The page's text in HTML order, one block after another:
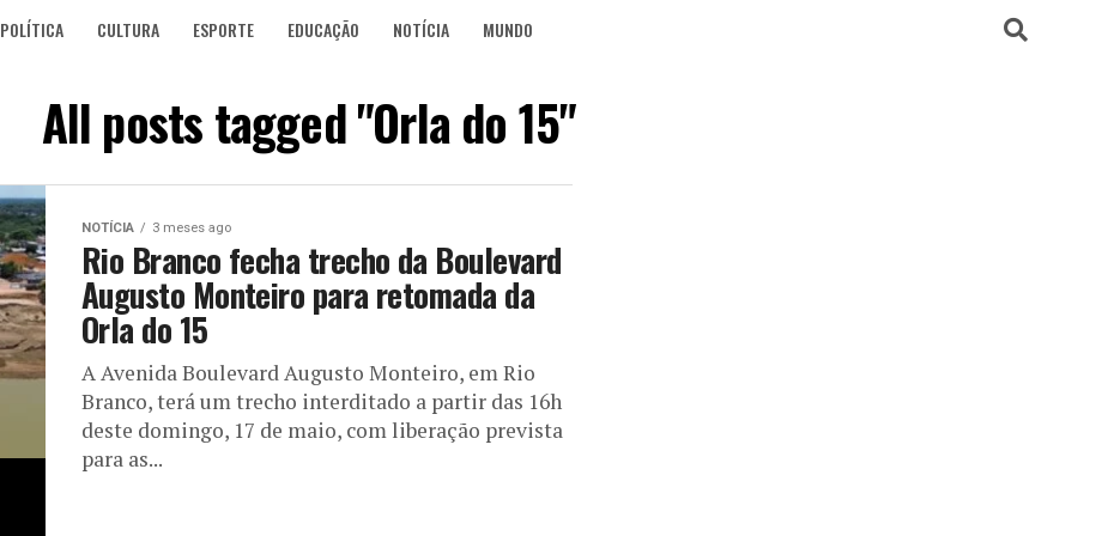
POLÍTICA CULTURA ESPORTE EDUCAÇÃO NOTÍCIA MUNDO
All posts tagged "Orla do 15"
NOTÍCIA 3 meses ago
Rio Branco fecha trecho da Boulevard
Augusto Monteiro para retomada da
Orla do 15
A Avenida Boulevard Augusto Monteiro, em Rio
Branco, terá um trecho interditado a partir das 16h
deste domingo, 17 de maio, com liberação prevista
para as...